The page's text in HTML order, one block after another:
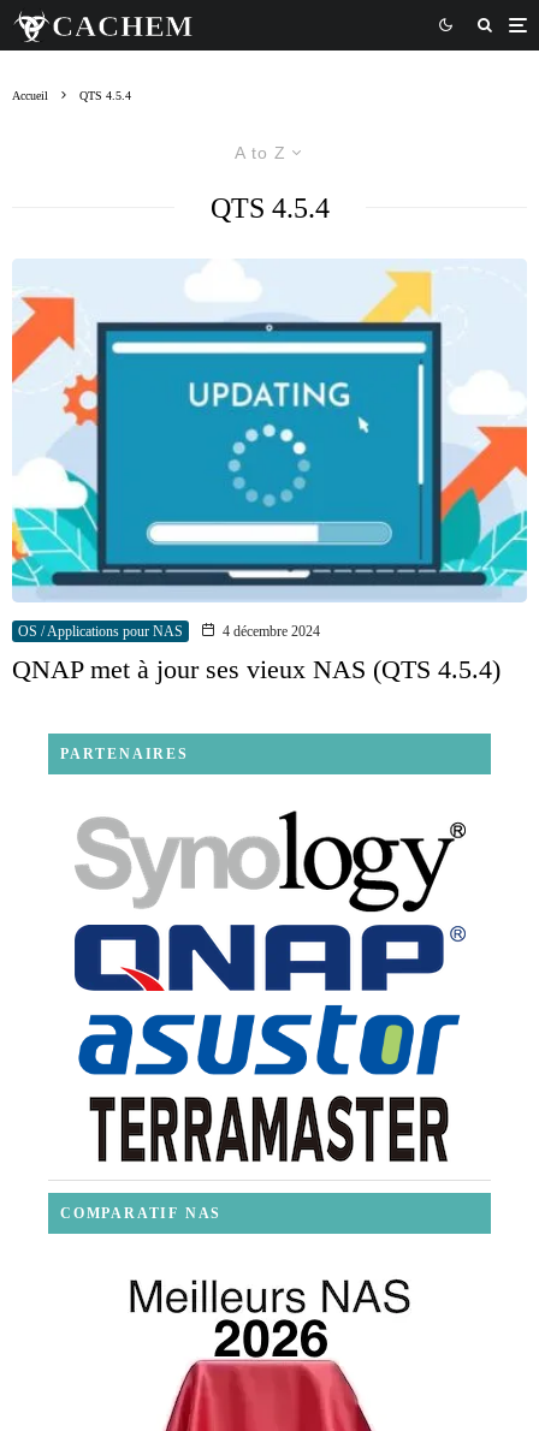
Accueil QTS 4.5.4
A to Z
QTS 4.5.4
OS / Applications pour NAS 4 décembre 2024
QNAP met à jour ses vieux NAS (QTS 4.5.4)
PARTENAIRES
COMPARATIF NAS